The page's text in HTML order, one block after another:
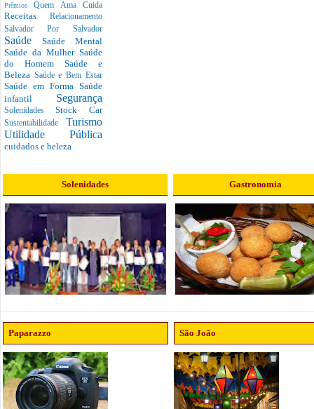
PrêmiosQuem Ama Cuida
Receitas Relacionamento
Salvador Por Salvador
Saúde Saúde Mental
Saúde da Mulher Saúde
do Homem Saúde e
Beleza Saúde e Bem Estar
Saúde em Forma Saúde
infantil Segurança
SolenidadesStock Car
Sustentabilidade Turismo
Utilidade Pública
cuidados e beleza
Solenidades Gastronomia
Paparazzo São João